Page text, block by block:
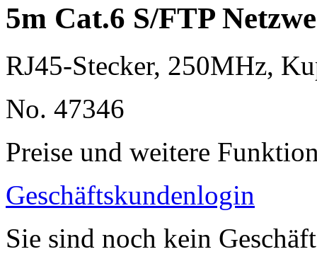
5m Cat.6 S/FTP
RJ45-Stecker, 250MHz,
No. 47346
Preise und weitere
Geschäftskundenlogin
Sie sind noch kein